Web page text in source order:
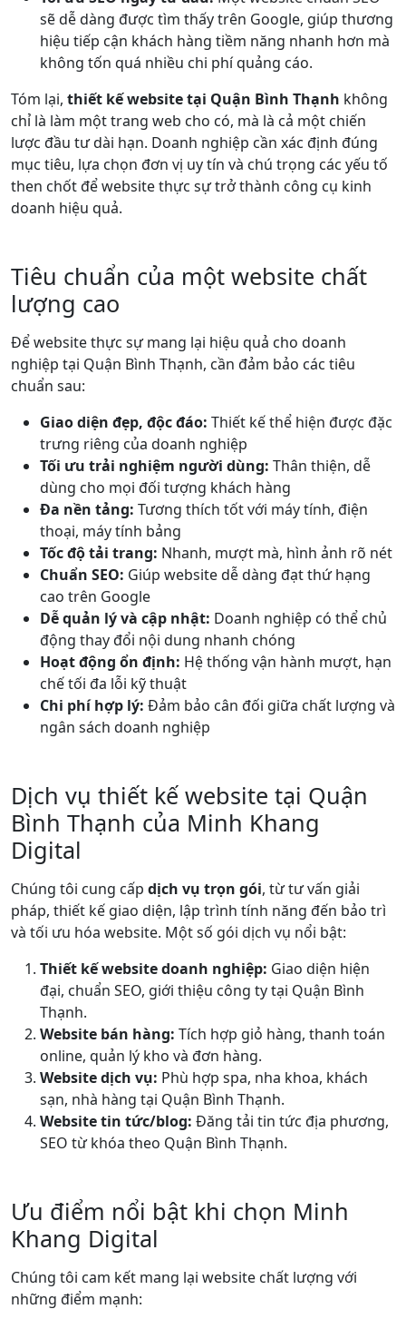
sẽ dễ dàng được tìm thấy trên Google, giúp thương
hiệu tiếp cận khách hàng tiềm năng nhanh hơn mà
không tốn quá nhiều chi phí quảng cáo.
Tóm lại, thiết kế website tại Quận Bình Thạnh không
chỉ là làm một trang web cho có, mà là cả một chiến
lược đầu tư dài hạn. Doanh nghiệp cần xác định đúng
mục tiêu, lựa chọn đơn vị uy tín và chú trọng các yếu tố
then chốt để website thực sự trở thành công cụ kinh
doanh hiệu quả.
Tiêu chuẩn của một website chất
lượng cao
Để website thực sự mang lại hiệu quả cho doanh
nghiệp tại Quận Bình Thạnh, cần đảm bảo các tiêu
chuẩn sau:
Giao diện đẹp, độc đáo: Thiết kế thể hiện được đặc
trưng riêng của doanh nghiệp
Tối ưu trải nghiệm người dùng: Thân thiện, dễ
dùng cho mọi đối tượng khách hàng
Đa nền tảng: Tương thích tốt với máy tính, điện
thoại, máy tính bảng
Tốc độ tải trang: Nhanh, mượt mà, hình ảnh rõ nét
Chuẩn SEO: Giúp website dễ dàng đạt thứ hạng
cao trên Google
Dễ quản lý và cập nhật: Doanh nghiệp có thể chủ
động thay đổi nội dung nhanh chóng
Hoạt động ổn định: Hệ thống vận hành mượt, hạn
chế tối đa lỗi kỹ thuật
Chi phí hợp lý: Đảm bảo cân đối giữa chất lượng và
ngân sách doanh nghiệp
Dịch vụ thiết kế website tại Quận
Bình Thạnh của Minh Khang
Digital
Chúng tôi cung cấp dịch vụ trọn gói, từ tư vấn giải
pháp, thiết kế giao diện, lập trình tính năng đến bảo trì
và tối ưu hóa website. Một số gói dịch vụ nổi bật:
Thiết kế website doanh nghiệp: Giao diện hiện
đại, chuẩn SEO, giới thiệu công ty tại Quận Bình
Thạnh.
Website bán hàng: Tích hợp giỏ hàng, thanh toán
online, quản lý kho và đơn hàng.
Website dịch vụ: Phù hợp spa, nha khoa, khách
sạn, nhà hàng tại Quận Bình Thạnh.
Website tin tức/blog: Đăng tải tin tức địa phương,
SEO từ khóa theo Quận Bình Thạnh.
Ưu điểm nổi bật khi chọn Minh
Khang Digital
Chúng tôi cam kết mang lại website chất lượng với
những điểm mạnh: